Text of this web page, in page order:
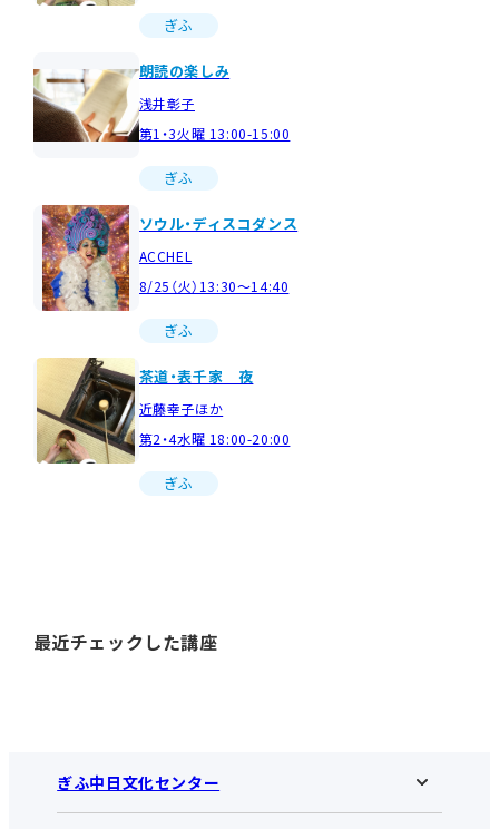
ぎふ
朗読の楽しみ
浅井彰子
第1・3火曜 13:00-15:00
ぎふ
ソウル・ディスコダンス
ACCHEL
8/25（火）13:30～14:40
ぎふ
茶道・表千家 夜
近藤幸子ほか
第2・4水曜 18:00-20:00
ぎふ
最近チェックした講座
ぎふ中日文化センター